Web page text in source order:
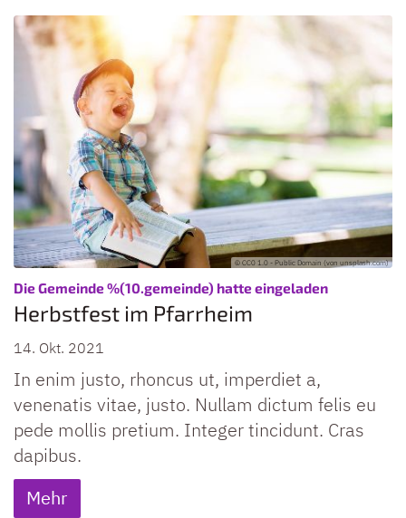
© CC0 1.0 - Public Domain (von unsplash.com)
Die Gemeinde %(10.gemeinde) hatte eingeladen:
Herbstfest im Pfarrheim
14. Okt. 2021
In enim justo, rhoncus ut, imperdiet a,
venenatis vitae, justo. Nullam dictum felis eu
pede mollis pretium. Integer tincidunt. Cras
dapibus.
Mehr